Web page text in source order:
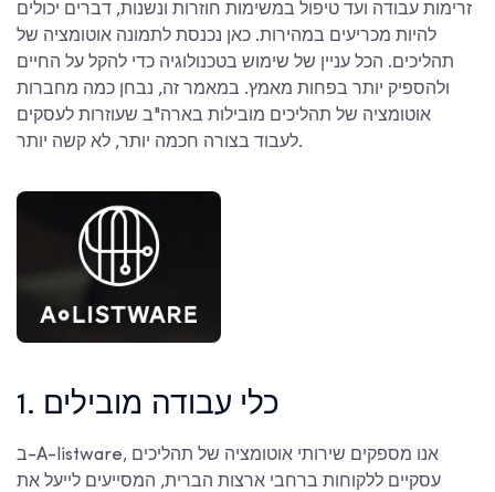
זרימות עבודה ועד טיפול במשימות חוזרות ונשנות, דברים יכולים
להיות מכריעים במהירות. כאן נכנסת לתמונה אוטומציה של
תהליכים. הכל עניין של שימוש בטכנולוגיה כדי להקל על החיים
ולהספיק יותר בפחות מאמץ. במאמר זה, נבחן כמה מחברות
אוטומציה של תהליכים מובילות בארה"ב שעוזרות לעסקים
לעבוד בצורה חכמה יותר, לא קשה יותר.
1. כלי עבודה מובילים
ב-A-listware, אנו מספקים שירותי אוטומציה של תהליכים
עסקיים ללקוחות ברחבי ארצות הברית, המסייעים לייעל את